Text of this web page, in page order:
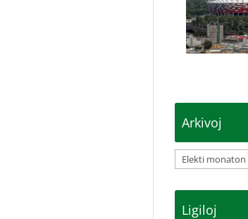
Arkivoj
Arkivoj
Ligiloj